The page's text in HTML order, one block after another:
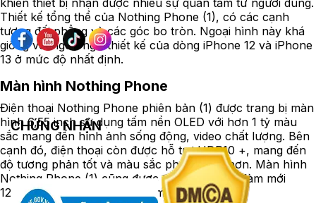
khiến thiết bị nhận được nhiều sự quan tâm từ người dùng.
Thiết kế tổng thể của Nothing Phone (1), có các cạnh
tương đối phẳng và các góc bo tròn. Ngoại hình này khá
giống với ngôn ngữ thiết kế của dòng iPhone 12 và iPhone
13 ở mức độ nhất định.
Màn hình Nothing Phone
Điện thoại Nothing Phone phiên bản (1) được trang bị màn
hình 6,55 inch sử dụng tấm nền OLED với hơn 1 tỷ màu
sắc mang đến hình ảnh sống động, video chất lượng. Bên
cạnh đó, điện thoại còn được hỗ trợ HDR10 +, mang đến
độ tương phản tốt và màu sắc phong phú hơn. Màn hình
Nothing Phone (1) cũng được trang bị tốc độ làm mới
120Hz cho trải nghiệm mượt mà.
CHỨNG NHẬN